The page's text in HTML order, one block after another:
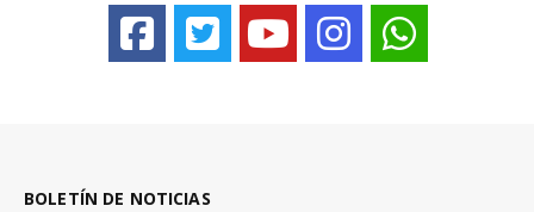
BOLETÍN DE NOTICIAS